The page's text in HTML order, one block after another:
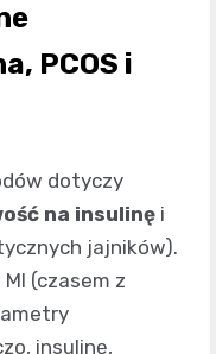
PCOS i
dotyczy
na insulinę i
jajników).
(czasem z
insulinę,